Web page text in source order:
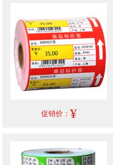
促销价： ¥